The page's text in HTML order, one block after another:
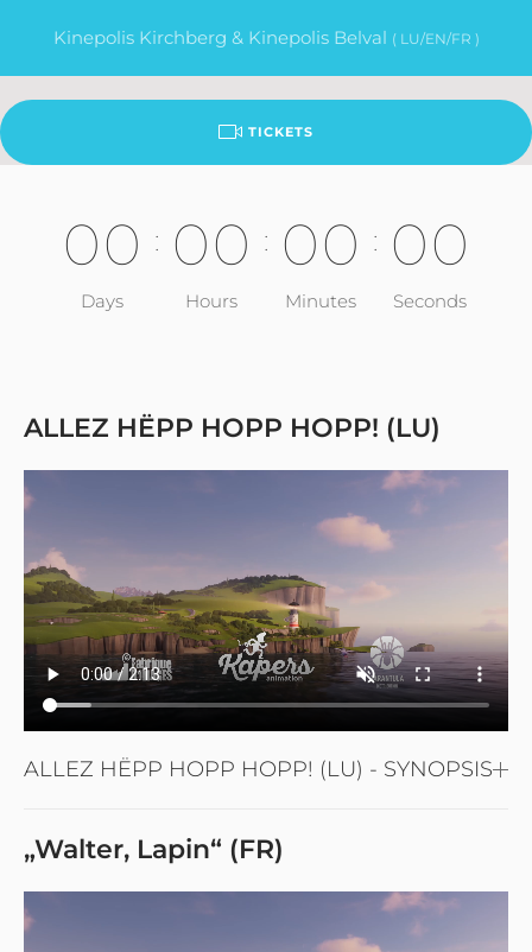
Kinepolis Kirchberg & Kinepolis Belval ( LU/EN/FR )
TICKETS
00
Days
: 00
Hours
: 00
Minutes
: 00
Seconds
ALLEZ HËPP HOPP HOPP! (LU)
ALLEZ HËPP HOPP HOPP! (LU) - SYNOPSIS
„Walter, Lapin“ (FR)